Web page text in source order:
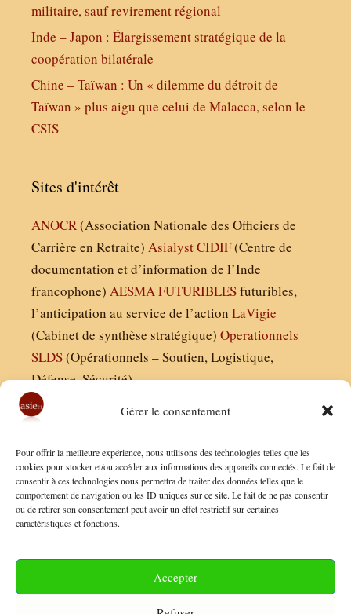
Gérer le consentement
Pour offrir la meilleure expérience, nous utilisons des technologies telles que les
cookies pour stocker et/ou accéder aux informations des appareils connectés. Le fait de
consentir à ces technologies nous permettra de traiter des données telles que le
comportement de navigation ou les ID uniques sur ce site. Le fait de ne pas consentir
ou de retirer son consentement peut avoir un effet restrictif sur certaines
caractéristiques et fonctions.
Accepter
militaire, sauf revirement régional
Inde – Japon : Élargissement stratégique de la
coopération bilatérale
Chine – Taïwan : Un « dilemme du détroit de
Taïwan » plus aigu que celui de Malacca, selon le
CSIS
Sites d'intérêt
ANOCR(Association Nationale des Officiers de
Carrière en Retraite) AsialystCIDIF(Centre de
documentation et d’information de l’Inde
francophone) AESMAFUTURIBLESfuturibles,
l’anticipation au service de l’action LaVigie
(Cabinet de synthèse stratégique) Operationnels
SLDS(Opérationnels – Soutien, Logistique,
Défense, Sécurité)
Finaldées EURL
Siège social : 13 avenue Boudon, 75016, Paris
Nous contacter
Conditions Générales de Vente
Politique de Confidentialité